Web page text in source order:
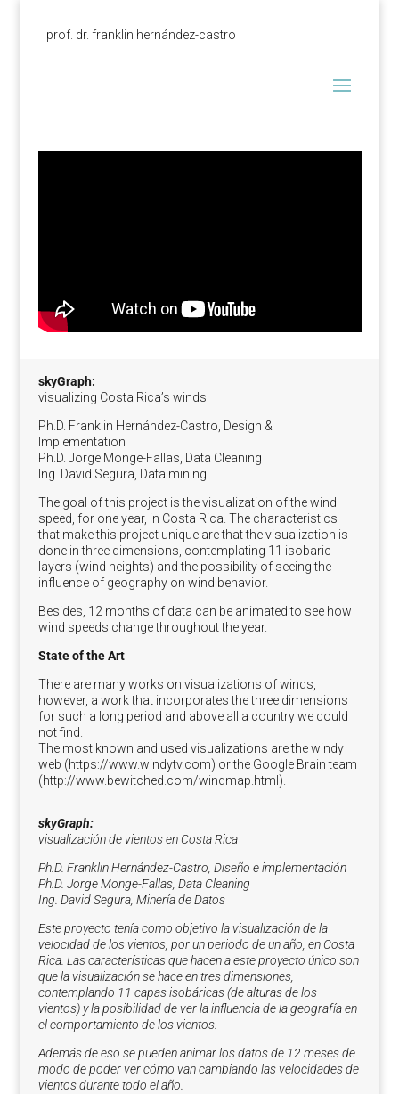
prof. dr. franklin hernández-castro
skyGraph:
visualizing Costa Rica’s winds
Ph.D. Franklin Hernández-Castro, Design &
Implementation
Ph.D. Jorge Monge-Fallas, Data Cleaning
Ing. David Segura, Data mining
The goal of this project is the visualization of the wind
speed, for one year, in Costa Rica. The characteristics
that make this project unique are that the visualization is
done in three dimensions, contemplating 11 isobaric
layers (wind heights) and the possibility of seeing the
influence of geography on wind behavior.
Besides, 12 months of data can be animated to see how
wind speeds change throughout the year.
State of the Art
There are many works on visualizations of winds,
however, a work that incorporates the three dimensions
for such a long period and above all a country we could
not find.
The most known and used visualizations are the windy
web (https://www.windytv.com) or the Google Brain team
(http://www.bewitched.com/windmap.html).
skyGraph:
visualización de vientos en Costa Rica
Ph.D. Franklin Hernández-Castro, Diseño e implementación
Ph.D. Jorge Monge-Fallas, Data Cleaning
Ing. David Segura, Minería de Datos
Este proyecto tenía como objetivo la visualización de la
velocidad de los vientos, por un periodo de un año, en Costa
Rica. Las características que hacen a este proyecto único son
que la visualización se hace en tres dimensiones,
contemplando 11 capas isobáricas (de alturas de los
vientos) y la posibilidad de ver la influencia de la geografía en
el comportamiento de los vientos.
Además de eso se pueden animar los datos de 12 meses de
modo de poder ver cómo van cambiando las velocidades de
vientos durante todo el año.